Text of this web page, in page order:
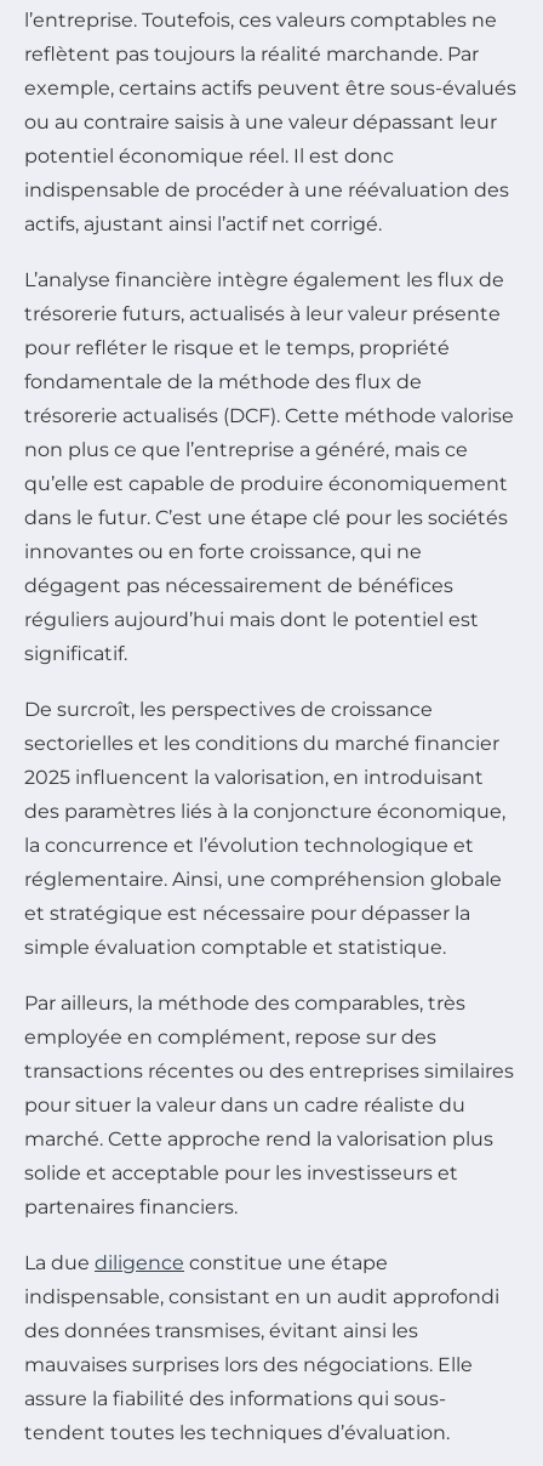
l’entreprise. Toutefois, ces valeurs comptables ne
reflètent pas toujours la réalité marchande. Par
exemple, certains actifs peuvent être sous-évalués
ou au contraire saisis à une valeur dépassant leur
potentiel économique réel. Il est donc
indispensable de procéder à une réévaluation des
actifs, ajustant ainsi l’actif net corrigé.
L’analyse financière intègre également les flux de
trésorerie futurs, actualisés à leur valeur présente
pour refléter le risque et le temps, propriété
fondamentale de la méthode des flux de
trésorerie actualisés (DCF). Cette méthode valorise
non plus ce que l’entreprise a généré, mais ce
qu’elle est capable de produire économiquement
dans le futur. C’est une étape clé pour les sociétés
innovantes ou en forte croissance, qui ne
dégagent pas nécessairement de bénéfices
réguliers aujourd’hui mais dont le potentiel est
significatif.
De surcroît, les perspectives de croissance
sectorielles et les conditions du marché financier
2025 influencent la valorisation, en introduisant
des paramètres liés à la conjoncture économique,
la concurrence et l’évolution technologique et
réglementaire. Ainsi, une compréhension globale
et stratégique est nécessaire pour dépasser la
simple évaluation comptable et statistique.
Par ailleurs, la méthode des comparables, très
employée en complément, repose sur des
transactions récentes ou des entreprises similaires
pour situer la valeur dans un cadre réaliste du
marché. Cette approche rend la valorisation plus
solide et acceptable pour les investisseurs et
partenaires financiers.
La due diligence constitue une étape
indispensable, consistant en un audit approfondi
des données transmises, évitant ainsi les
mauvaises surprises lors des négociations. Elle
assure la fiabilité des informations qui sous-
tendent toutes les techniques d’évaluation.